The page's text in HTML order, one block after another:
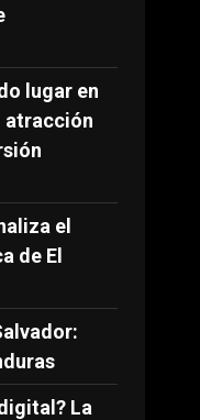
lugar en
atracción
el
de El
La